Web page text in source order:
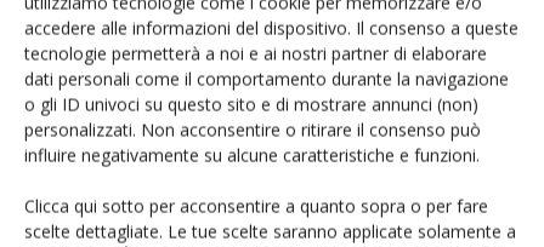
accedere alle informazioni del dispositivo. Il consenso a queste
tecnologie permetterà a noi e ai nostri partner di elaborare
dati personali come il comportamento durante la navigazione
o gli ID univoci su questo sito e di mostrare annunci (non)
personalizzati. Non acconsentire o ritirare il consenso può
influire negativamente su alcune caratteristiche e funzioni.
Clicca qui sotto per acconsentire a quanto sopra o per fare
scelte dettagliate. Le tue scelte saranno applicate solamente a
I consigli di Terra e Vita agli agricoltori
Cerca adesso